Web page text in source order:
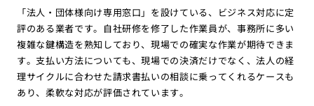
「法人・団体様向け専用窓口」を設けている、ビジネス対応に定
評のある業者です。自社研修を修了した作業員が、事務所に多い
複雑な鍵構造を熟知しており、現場での確実な作業が期待できま
す。支払い方法についても、現場での決済だけでなく、法人の経
理サイクルに合わせた請求書払いの相談に乗ってくれるケースも
あり、柔軟な対応が評価されています。